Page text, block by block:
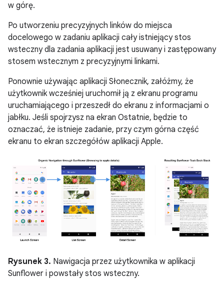
w górę.
Po utworzeniu precyzyjnych linków do miejsca
docelowego w zadaniu aplikacji cały istniejący stos
wsteczny dla zadania aplikacji jest usuwany i zastępowany
stosem wstecznym z precyzyjnymi linkami.
Ponownie używając aplikacji Słonecznik, załóżmy, że
użytkownik wcześniej uruchomił ją z ekranu programu
uruchamiającego i przeszedł do ekranu z informacjami o
jabłku. Jeśli spojrzysz na ekran Ostatnie, będzie to
oznaczać, że istnieje zadanie, przy czym górna część
ekranu to ekran szczegółów aplikacji Apple.
Rysunek 3. Nawigacja przez użytkownika w aplikacji
Sunflower i powstały stos wsteczny.